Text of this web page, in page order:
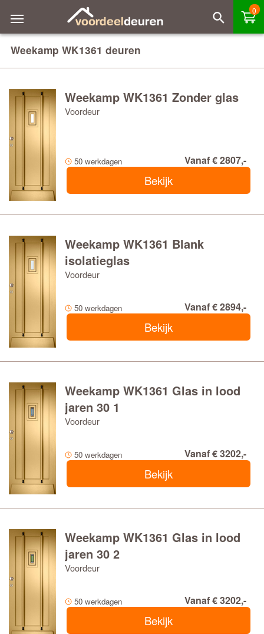
0
Weekamp WK1361 deuren
Weekamp WK1361 Zonder glas
Voordeur
50 werkdagen Vanaf € 2807,-
Bekijk
Weekamp WK1361 Blank
isolatieglas
Voordeur
50 werkdagen Vanaf € 2894,-
Bekijk
Weekamp WK1361 Glas in lood
jaren 30 1
Voordeur
50 werkdagen Vanaf € 3202,-
Bekijk
Weekamp WK1361 Glas in lood
jaren 30 2
Voordeur
50 werkdagen Vanaf € 3202,-
Bekijk